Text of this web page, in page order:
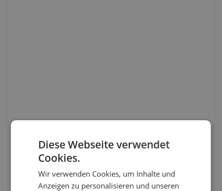
Diese Webseite verwendet
Cookies.
Wir verwenden Cookies, um Inhalte und
Anzeigen zu personalisieren und unseren